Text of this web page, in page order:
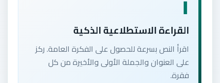
القراءة الاستطلاعية الذكية
اقرأ النص بسرعة للحصول على الفكرة العامة. ركز
على العنوان والجملة الأولى والأخيرة من كل
فقرة.